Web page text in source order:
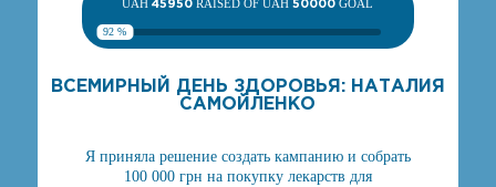
UAH45950 RAISED OF UAH50000 GOAL
92 %
ВСЕМИРНЫЙ ДЕНЬ ЗДОРОВЬЯ: НАТАЛИЯ
САМОЙЛЕНКО
Я приняла решение создать кампанию и собрать
100 000 грн на покупку лекарств для